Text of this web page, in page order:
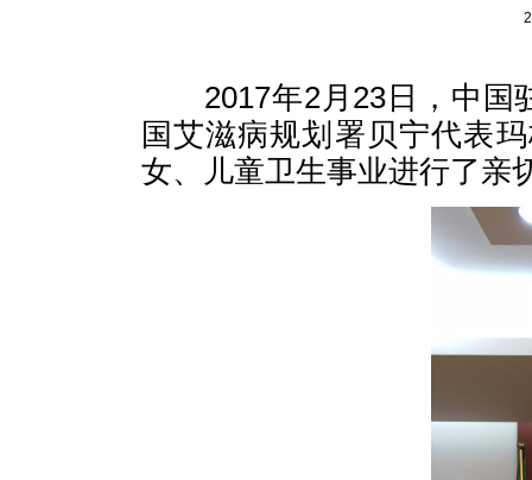
2017年2月 23日，中国
国艾滋病规划署贝宁代表
女、儿童卫生事业进行了亲